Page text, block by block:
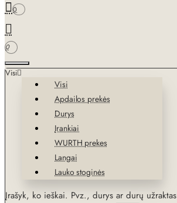
0
0
Visi
Visi
Apdailos prekės
Durys
Įrankiai
WURTH prekes
Langai
Lauko stoginės
Įrašyk, ko ieškai. Pvz., durys ar durų užraktas